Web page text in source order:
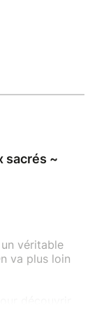
sacrés ~
véritable
va plus loin